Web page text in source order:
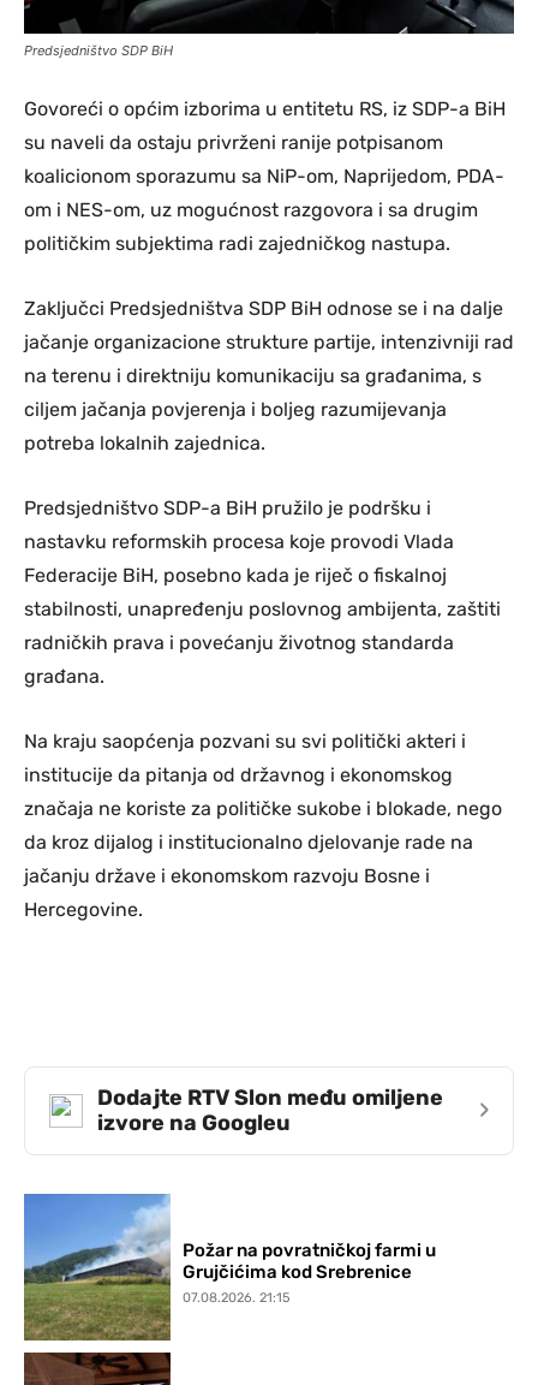
Predsjedništvo SDP BiH
Govoreći o općim izborima u entitetu RS, iz SDP-a BiH
su naveli da ostaju privrženi ranije potpisanom
koalicionom sporazumu sa NiP-om, Naprijedom, PDA-
om i NES-om, uz mogućnost razgovora i sa drugim
političkim subjektima radi zajedničkog nastupa.
Zaključci Predsjedništva SDP BiH odnose se i na dalje
jačanje organizacione strukture partije, intenzivniji rad
na terenu i direktniju komunikaciju sa građanima, s
ciljem jačanja povjerenja i boljeg razumijevanja
potreba lokalnih zajednica.
Predsjedništvo SDP-a BiH pružilo je podršku i
nastavku reformskih procesa koje provodi Vlada
Federacije BiH, posebno kada je riječ o fiskalnoj
stabilnosti, unapređenju poslovnog ambijenta, zaštiti
radničkih prava i povećanju životnog standarda
građana.
Na kraju saopćenja pozvani su svi politički akteri i
institucije da pitanja od državnog i ekonomskog
značaja ne koriste za političke sukobe i blokade, nego
da kroz dijalog i institucionalno djelovanje rade na
jačanju države i ekonomskom razvoju Bosne i
Hercegovine.
Dodajte RTV Slon među omiljene
izvore na Googleu
›
Požar na povratničkoj farmi u
Grujčićima kod Srebrenice
07.08.2026. 21:15